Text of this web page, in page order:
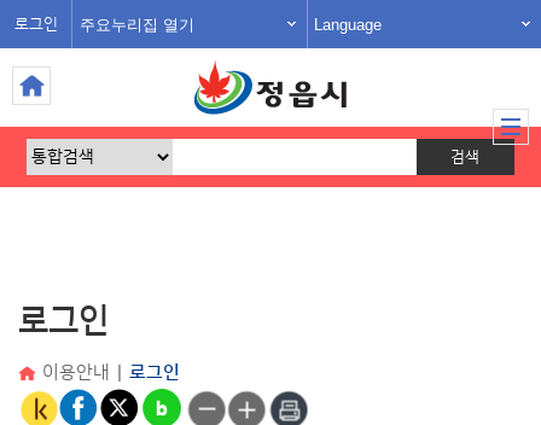
주요누리집 열기
로그인 Language
로그인
이용안내 로그인